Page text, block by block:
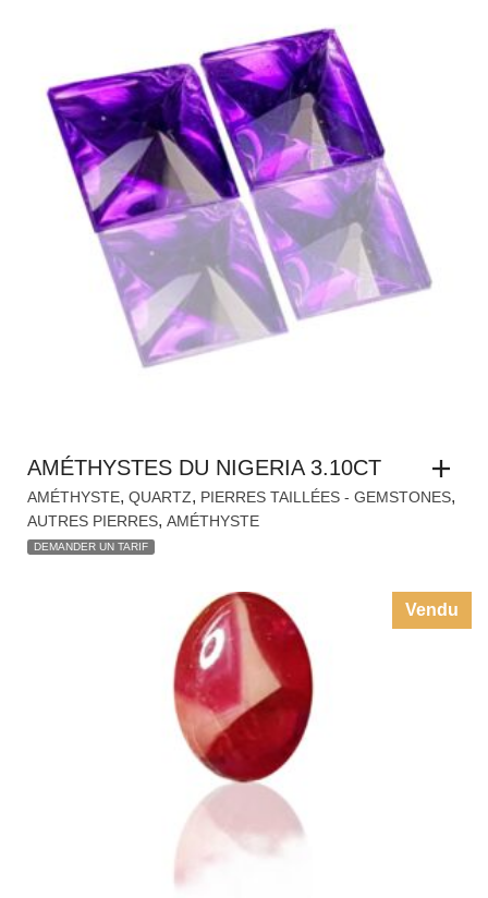
AMÉTHYSTES DU NIGERIA 3.10CT
AMÉTHYSTE, QUARTZ, PIERRES TAILLÉES - GEMSTONES,
AUTRES PIERRES, AMÉTHYSTE
DEMANDER UN TARIF
Vendu